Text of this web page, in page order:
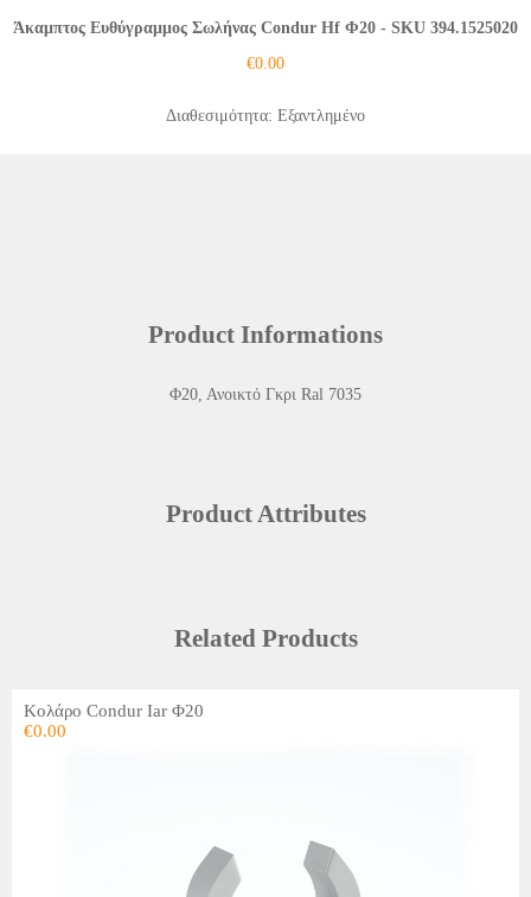
Άκαμπτος Ευθύγραμμος Σωλήνας Condur Hf Φ20 - SKU 394.1525020
€0.00
Διαθεσιμότητα: Εξαντλημένο
Product Informations
Φ20, Ανοικτό Γκρι Ral 7035
Product Attributes
Related Products
Κολάρο Condur Iar Φ20
€0.00